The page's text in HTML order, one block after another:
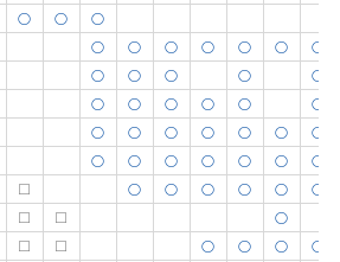
○ ○
○
○ ○ ○ ○ ○ ○
○
○ ○ ○ ○
○
○ ○ ○ ○ ○
○
○ ○ ○ ○ ○ ○
○
○ ○ ○ ○ ○ ○
○
□ ○ ○ ○ ○ ○
○
□ □
○
□ □ ○ ○ ○
○